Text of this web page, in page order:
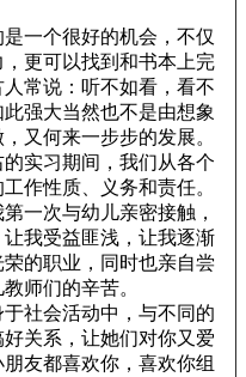
一个很好的机会，不仅
更可以找到和书本上完
常说：听不如看，看不
强大当然也不是由想象
又何来一步步的发展。
实习期间，我们从各个
作性质、义务和责任。
一次与幼儿亲密接触，
我受益匪浅，让我逐渐
的职业，同时也亲自尝
师们的辛苦。
社会活动中，与不同的
关系，让她们对你又爱
友都喜欢你，喜欢你组